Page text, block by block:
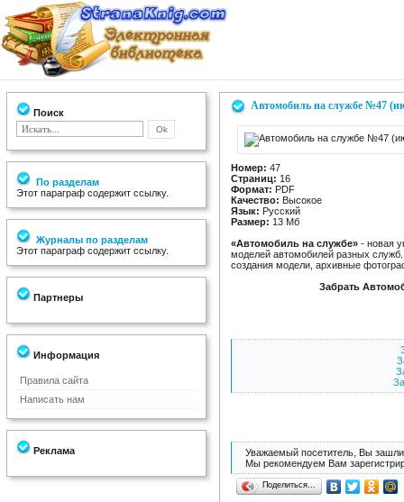
Поиск
По разделам
Этот параграф содержит ссылку.
Журналы по разделам
Этот параграф содержит ссылку.
Партнеры
Информация
Правила сайта
Написать нам
Реклама
Автомобиль на службе №47
Номер: 47
Страниц: 16
Формат: PDF
Качество: Высокое
Язык: Русский
Размер: 13 Мб
«Автомобиль на службе» - новая
моделей автомобилей разных
создания модели, архивные
Забрать
Уважаемый посетитель, Вы зашли
Мы рекомендуем Вам
Поделиться…